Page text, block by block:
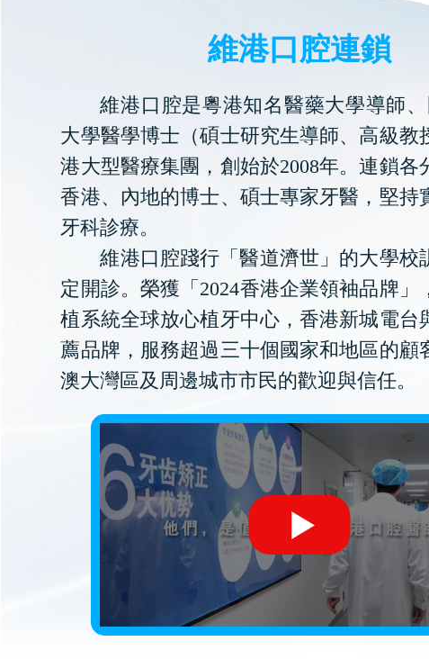
維港口腔連鎖
維港口腔是粵港知名醫藥大學導師
大學醫學博士（碩士研究生導師、高級教
港大型醫療集團，創始於2008年。連鎖各
香港、內地的博士、碩士專家牙醫，堅持
牙科診療。
維港口腔踐行「醫道濟世」的大學校
定開診。榮獲「2024香港企業領袖品牌」
植系統全球放心植牙中心，香港新城電台
薦品牌，服務超過三十個國家和地區的顧
澳大灣區及周邊城市市民的歡迎與信任。